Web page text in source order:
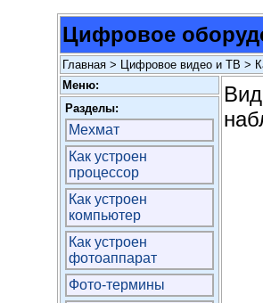
Цифровое
Главная > Цифровое видео и ТВ >
Меню:
Разделы:
Мехмат
Как устроен
процессор
Как устроен
компьютер
Как устроен
фотоаппарат
Фото-термины